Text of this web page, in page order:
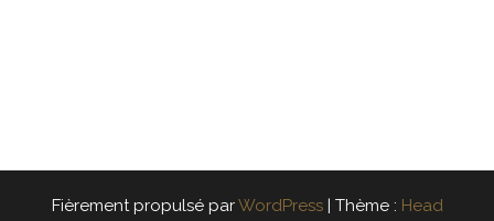
Fièrement propulsé parWordPress | Thème : Head